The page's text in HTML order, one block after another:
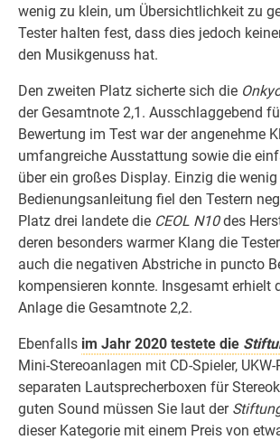
wenig zu klein, um Übersichtlichkeit zu
Tester halten fest, dass dies jedoch
den Musikgenuss hat.
Den zweiten Platz sicherte sich die
der Gesamtnote 2,1. Ausschlaggebend
Bewertung im Test war der angenehme
umfangreiche Ausstattung sowie die
über ein großes Display. Einzig die
Bedienungsanleitung fiel den Testern
Platz drei landete die CEOL N10des
deren besonders warmer Klang die
auch die negativen Abstriche in puncto
kompensieren konnte. Insgesamt erhielt
Anlage die Gesamtnote 2,2.
Ebenfalls im Jahr 2020 testete die
Mini-Stereoanlagen mit CD-Spieler,
separaten Lautsprecherboxen für
guten Sound müssen Sie laut der
dieser Kategorie mit einem Preis von